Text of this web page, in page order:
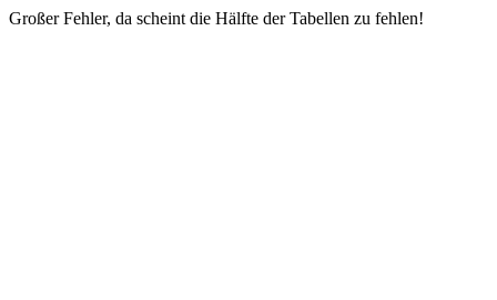
Großer Fehler, da scheint die Hälfte der Tabellen zu fehlen!